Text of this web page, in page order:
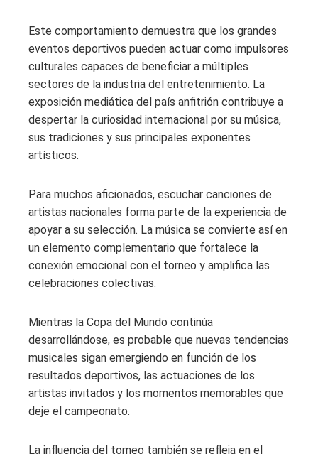
Este comportamiento demuestra que los grandes
eventos deportivos pueden actuar como impulsores
culturales capaces de beneficiar a múltiples
sectores de la industria del entretenimiento. La
exposición mediática del país anfitrión contribuye a
despertar la curiosidad internacional por su música,
sus tradiciones y sus principales exponentes
artísticos.
Para muchos aficionados, escuchar canciones de
artistas nacionales forma parte de la experiencia de
apoyar a su selección. La música se convierte así en
un elemento complementario que fortalece la
conexión emocional con el torneo y amplifica las
celebraciones colectivas.
Mientras la Copa del Mundo continúa
desarrollándose, es probable que nuevas tendencias
musicales sigan emergiendo en función de los
resultados deportivos, las actuaciones de los
artistas invitados y los momentos memorables que
deje el campeonato.
La influencia del torneo también se refleja en el